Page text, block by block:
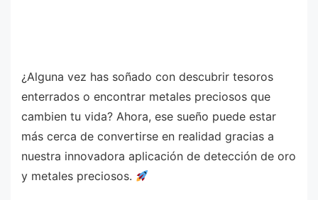
¿Alguna vez has soñado con descubrir tesoros
enterrados o encontrar metales preciosos que
cambien tu vida? Ahora, ese sueño puede estar
más cerca de convertirse en realidad gracias a
nuestra innovadora aplicación de detección de oro
y metales preciosos.